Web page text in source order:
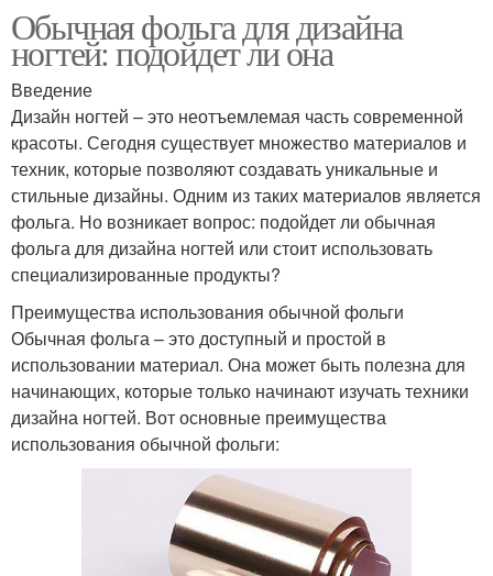
Обычная фольга для дизайна
ногтей: подойдет ли она
Введение
Дизайн ногтей – это неотъемлемая часть современной
красоты. Сегодня существует множество материалов и
техник, которые позволяют создавать уникальные и
стильные дизайны. Одним из таких материалов является
фольга. Но возникает вопрос: подойдет ли обычная
фольга для дизайна ногтей или стоит использовать
специализированные продукты?
Преимущества использования обычной фольги
Обычная фольга – это доступный и простой в
использовании материал. Она может быть полезна для
начинающих, которые только начинают изучать техники
дизайна ногтей. Вот основные преимущества
использования обычной фольги: